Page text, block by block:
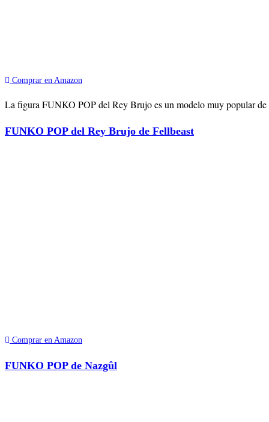
Comprar en Amazon
La figura FUNKO POP del Rey Brujo es un modelo muy popular de
FUNKO POP del Rey Brujo de Fellbeast
Comprar en Amazon
FUNKO POP de Nazgûl